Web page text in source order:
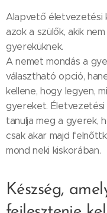
Alapvető életvezetési
azok a szülők, akik
gyereküknek.
A nemet mondás a
választható opció,
kellene, hogy legyen,
gyereket. Életvezetési
tanulja meg a gyerek,
csak akar majd
mond neki kiskorában.
Készség,